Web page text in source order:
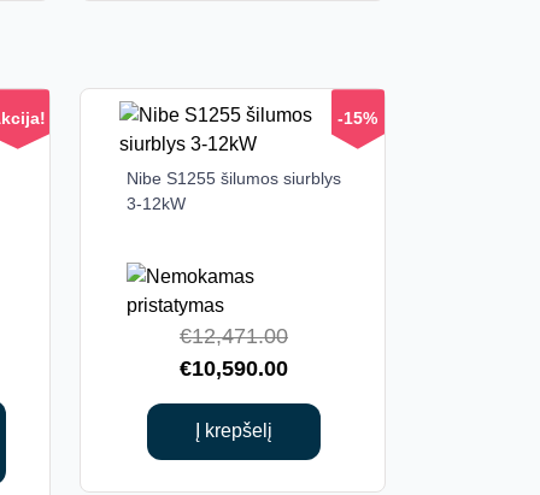
-15%
Nibe S1255 šilumos siurblys
3-12kW
€12,471.00Original
price
was:
€10,590.00Current
price
€10,590.00.
Į krepšelį